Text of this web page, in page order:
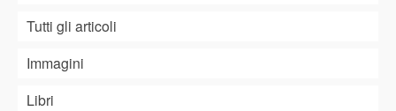
Tutti gli articoli
Immagini
Libri